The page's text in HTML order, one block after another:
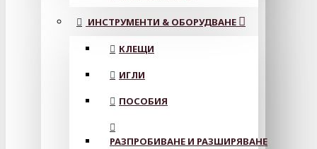
ИНСТРУМЕНТИ & ОБОРУДВАНЕ
КЛЕЩИ
ИГЛИ
ПОСОБИЯ
РАЗПРОБИВАНЕ И РАЗШИРЯВАНЕ